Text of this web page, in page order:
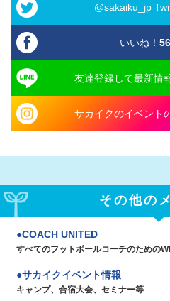
@sakaiku_jp
いいね！
友達登録して最新情
サカイクのイベント
その他の
COACH UNITED
すべてのフットボールコーチのための
サカイクイベント情報
キャンプ、合宿大会、セミナー等